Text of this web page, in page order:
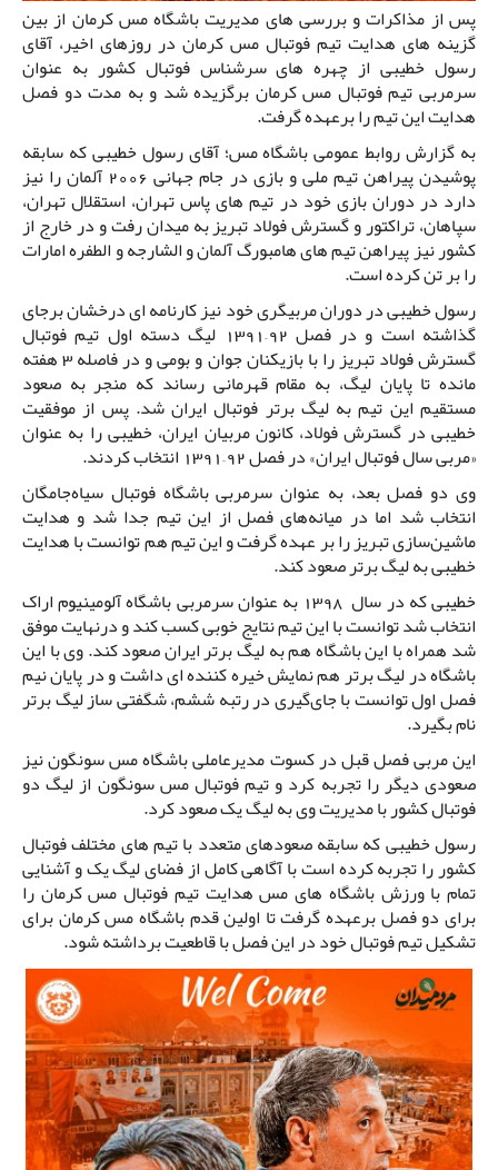
پس از مذاکرات و بررسی های مدیریت باشگاه مس کرمان از بین
گزینه های هدایت تیم فوتبال مس کرمان در روزهای اخیر، آقای
رسول خطیبی از چهره های سرشناس فوتبال کشور به عنوان
سرمربی تیم فوتبال مس کرمان برگزیده شد و به مدت دو فصل
هدایت این تیم را برعهده گرفت.
به گزارش روابط عمومی باشگاه مس؛ آقای رسول خطیبی که سابقه
پوشیدن پیراهن تیم ملی و بازی در جام جهانی 2006 آلمان را نیز
دارد در دوران بازی خود در تیم های پاس تهران، استقلال تهران،
سپاهان، تراکتور و گسترش فولاد تبریز به میدان رفت و در خارج از
کشور نیز پیراهن تیم های هامبورگ آلمان و الشارجه و الطفره امارات
را بر تن کرده است.
رسول خطیبی در دوران مربیگری خود نیز کارنامه ای درخشان برجای
گذاشته است و در فصل 92–1391 لیگ دسته اول تیم فوتبال
گسترش فولاد تبریز را با بازیکنان جوان و بومی و در فاصله 3 هفته
مانده تا پایان لیگ، به مقام قهرمانی رساند که منجر به صعود
مستقیم این تیم به لیگ برتر فوتبال ایران شد. پس از موفقیت
خطیبی در گسترش فولاد، کانون مربیان ایران، خطیبی را به عنوان
«مربی سال فوتبال ایران» در فصل 92–1391 انتخاب کردند.
وی دو فصل بعد، به عنوان سرمربی باشگاه فوتبال سیاه‌جامگان
انتخاب شد اما در میانه‌های فصل از این تیم جدا شد و هدایت
ماشین‌سازی تبریز را بر عهده گرفت و این تیم هم توانست با هدایت
خطیبی به لیگ برتر صعود کند.
خطیبی که در سال 1398 به عنوان سرمربی باشگاه آلومینیوم اراک
انتخاب شد توانست با این تیم نتایج خوبی کسب کند و درنهایت موفق
شد همراه با این باشگاه هم به لیگ برتر ایران صعود کند. وی با این
باشگاه در لیگ برتر هم نمایش خیره کننده ای داشت و در پایان نیم
فصل اول توانست با جای‌گیری در رتبه ششم، شگفتی ساز لیگ برتر
نام بگیرد.
این مربی فصل قبل در کسوت مدیرعاملی باشگاه مس سونگون نیز
صعودی دیگر را تجربه کرد و تیم فوتبال مس سونگون از لیگ دو
فوتبال کشور با مدیریت وی به لیگ یک صعود کرد.
رسول خطیبی که سابقه صعودهای متعدد با تیم های مختلف فوتبال
کشور را تجربه کرده است با آگاهی کامل از فضای لیگ یک و آشنایی
تمام با ورزش باشگاه های مس هدایت تیم فوتبال مس کرمان را
برای دو فصل برعهده گرفت تا اولین قدم باشگاه مس کرمان برای
تشکیل تیم فوتبال خود در این فصل با قاطعیت برداشته شود.